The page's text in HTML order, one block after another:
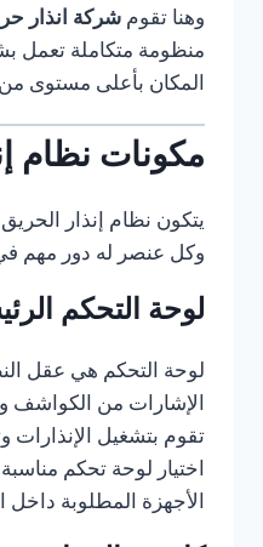
وهنا تقوم شركة انذار
منظومة متكاملة تعمل
المكان بأعلى مستوى من
مكونات نظام
يتكون نظام إنذار
وكل عنصر له دور مهم
لوحة التحكم
لوحة التحكم هي عقل
الإشارات من الكواشف
تقوم بتشغيل
اختيار لوحة تحكم
الأجهزة المطلوبة داخل